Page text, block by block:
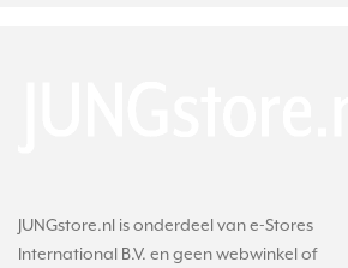
JUNGstore.nl is onderdeel van e-Stores
International B.V. en geen webwinkel of